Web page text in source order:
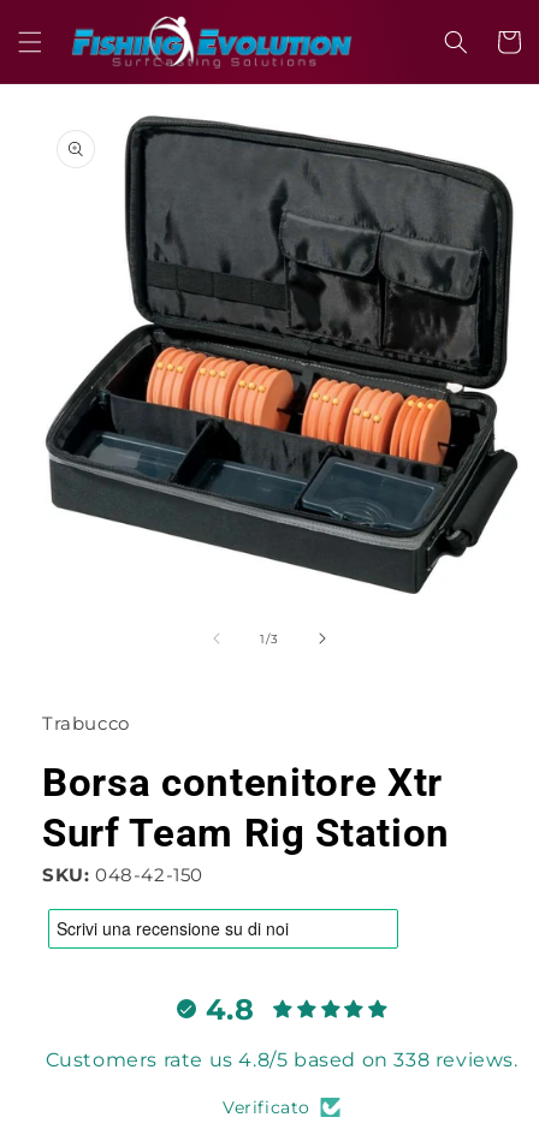
direttamente
ai contenuti
informazioni
sul prodotto
1/su
3
Trabucco
Borsa contenitore Xtr
Surf Team Rig Station
SKU: 048-42-150
4.8
Customers rate us 4.8/5 based on 338 reviews.
Verificato